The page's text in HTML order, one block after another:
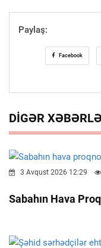
Paylaş:
Facebook
DIGƏR
3 Avqust 2026 12:29
Sabahın Hava